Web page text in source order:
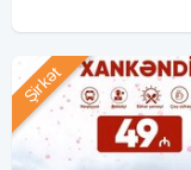
Şirkət